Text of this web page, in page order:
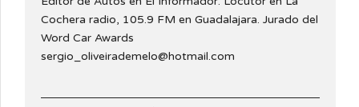
Cochera radio, 105.9 FM en Guadalajara. Jurado del
Word Car Awards
sergio_oliveirademelo@hotmail.com